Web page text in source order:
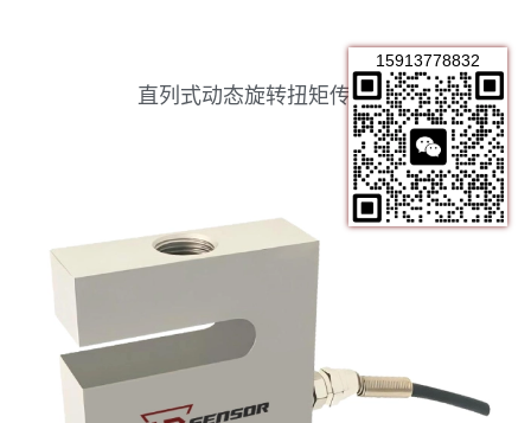
直列式动态旋转扭矩传感器
15913778832